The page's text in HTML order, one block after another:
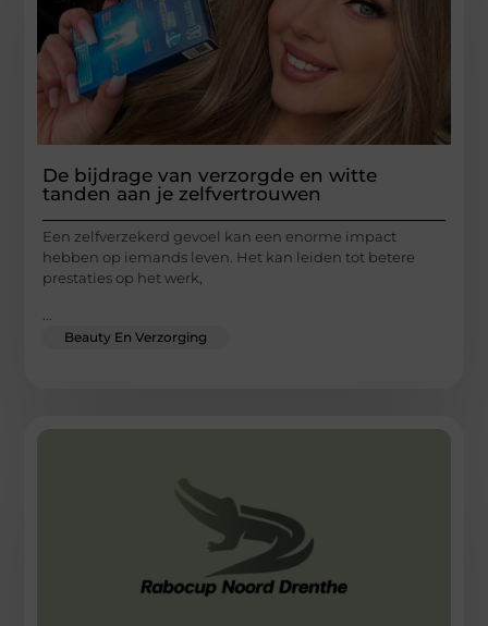
De bijdrage van verzorgde en witte
tanden aan je zelfvertrouwen
Een zelfverzekerd gevoel kan een enorme impact
hebben op iemands leven. Het kan leiden tot betere
prestaties op het werk,
Beauty En Verzorging